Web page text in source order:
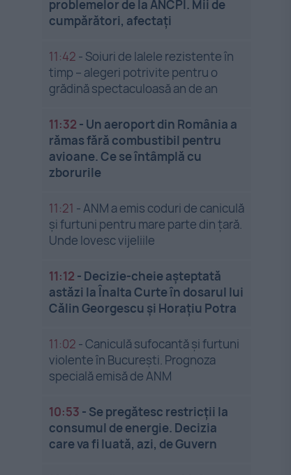
problemelor de la ANCPI. Mii de
cumpărători, afectați
11:42 - Soiuri de lalele rezistente în
timp – alegeri potrivite pentru o
grădină spectaculoasă an de an
11:32 - Un aeroport din România a
rămas fără combustibil pentru
avioane. Ce se întâmplă cu
zborurile
11:21 -ANM a emis coduri de caniculă
și furtuni pentru mare parte din țară.
Unde lovesc vijeliile
11:12 - Decizie-cheie așteptată
astăzi la Înalta Curte în dosarul lui
Călin Georgescu și Horațiu Potra
11:02 -Caniculă sufocantă și furtuni
violente în București. Prognoza
specială emisă de ANM
10:53 - Se pregătesc restricții la
consumul de energie. Decizia
care va fi luată, azi, de Guvern